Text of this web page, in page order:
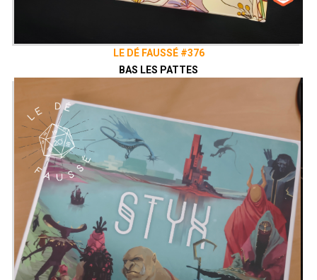
LE DÉ FAUSSÉ #376
BAS LES PATTES